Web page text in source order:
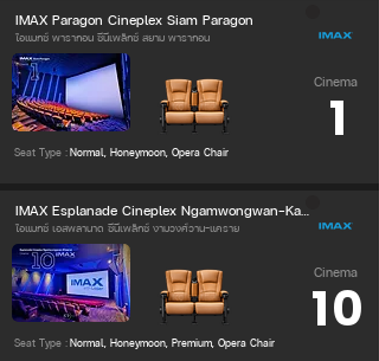
IMAX Paragon Cineplex Siam Paragon
ไอแมกซ์ พารากอน ซีนีเพล็กซ์ สยาม พารากอน
Cinema
1
Seat Type :Normal, Honeymoon, Opera Chair
IMAX Esplanade Cineplex Ngamwongwan-Kaerai
ไอแมกซ์ เอสพลานาด ซีนีเพล็กซ์ งามวงศ์วาน-แคราย
Cinema
10
Seat Type :Normal, Honeymoon, Premium, Opera Chair